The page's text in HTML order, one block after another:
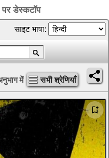
पर डेस्कटॉप
साइट भाषा:
में सभी श्रेणियाँ